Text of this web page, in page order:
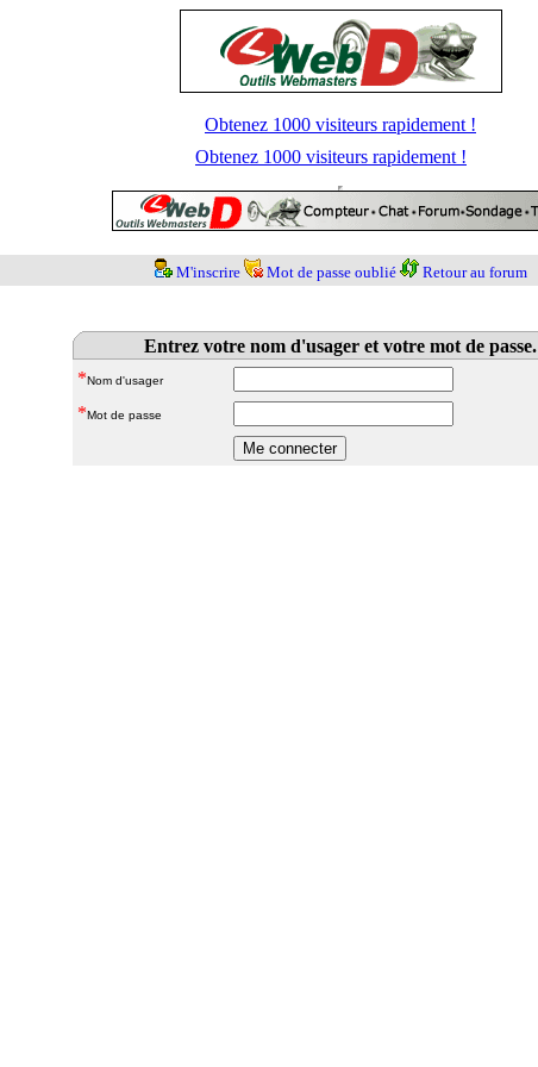
Obtenez 1000 visiteurs rapidement !
Obtenez 1000 visiteurs rapidement !
M'inscrire Mot de passe oublié Retour au forum
Entrez votre nom d'usager et votre mot de passe.
*Nom d'usager
*Mot de passe